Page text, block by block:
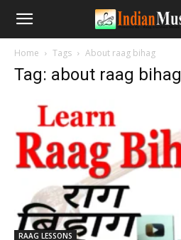
Home Tags About raag bihag
Tag: about raag bihag
RAAG LESSONS